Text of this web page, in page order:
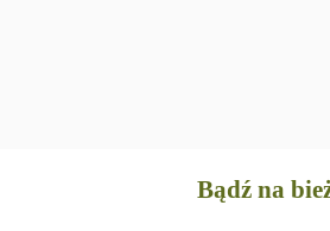
Bądź na